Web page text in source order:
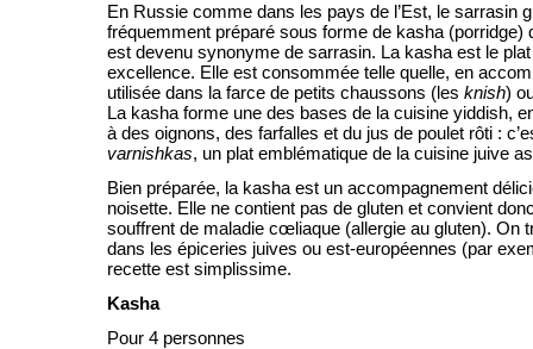
En Russie comme dans les pays de l’Est, le sarrasin
fréquemment préparé sous forme de kasha (porridge)
est devenu synonyme de sarrasin. La kasha est le
excellence. Elle est consommée telle quelle, en
utilisée dans la farce de petits chaussons (les knish)
La kasha forme une des bases de la cuisine yiddish,
à des oignons, des farfalles et du jus de poulet rôti :
varnishkas, un plat emblématique de la cuisine juive
Bien préparée, la kasha est un accompagnement
noisette. Elle ne contient pas de gluten et convient
souffrent de maladie cœliaque (allergie au gluten). On
dans les épiceries juives ou est-européennes (par
recette est simplissime.
Kasha
Pour 4 personnes